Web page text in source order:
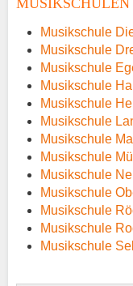
Musikschule
Musikschule
Musikschule
Musikschule
Musikschule
Musikschule
Musikschule
Musikschule
Musikschule
Musikschule
Musikschule
Musikschule
Musikschule